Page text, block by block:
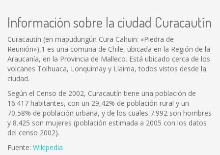
Información sobre la ciudad Curacautín
Curacautín (en mapudungún Cura Cahuin: «Piedra de
Reunión»),1 es una comuna de Chile, ubicada en la Región de la
Araucanía, en la Provincia de Malleco. Está ubicado cerca de los
volcanes Tolhuaca, Lonquimay y Llaima, todos vistos desde la
ciudad.
Según el Censo de 2002, Curacautín tiene una población de
16.417 habitantes, con un 29,42% de población rural y un
70,58% de población urbana, y de los cuales 7.992 son hombres
y 8.425 son mujeres (población estimada a 2005 con los datos
del censo 2002).
Fuente: Wikipedia